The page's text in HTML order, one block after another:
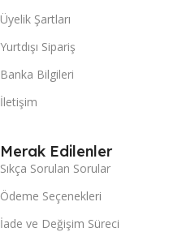
Üyelik Şartları
Yurtdışı Sipariş
Banka Bilgileri
İletişim
Merak Edilenler
Sıkça Sorulan Sorular
Ödeme Seçenekleri
İade ve Değişim Süreci